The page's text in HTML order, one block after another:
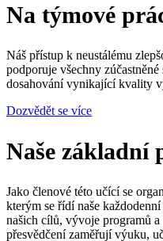
Na týmové
Náš přístup k neustálému
podporuje všechny
dosahování vynikající kvality
Dozvědět se více
Naše základní
Jako členové této učící se
kterým se řídí naše
našich cílů, vývoje programů
přesvědčení zaměřují výuku,